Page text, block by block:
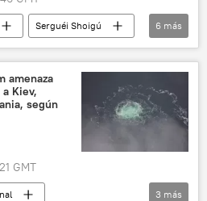
Serguéi Shoigú
(UE)
Nord Stream
6 más
amenaza
Kiev,
según
GMT
3 más